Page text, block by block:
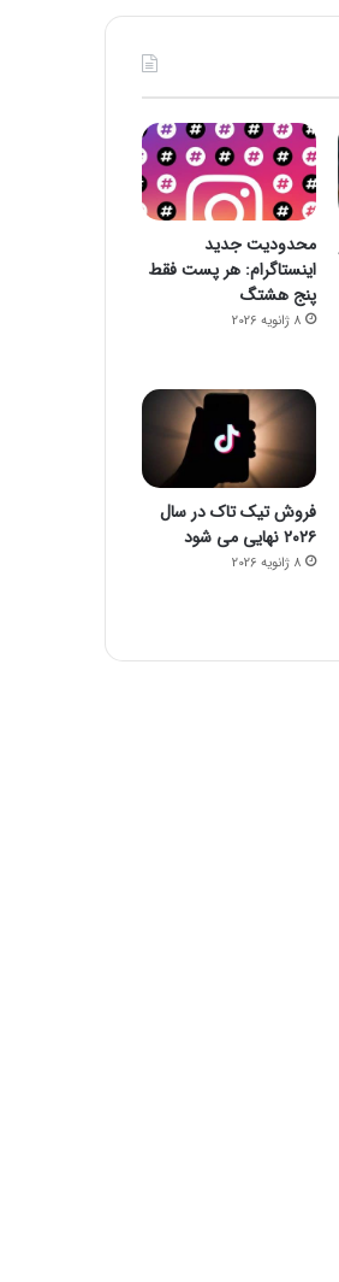
محدودیت جدید
اینستاگرام: هر پست فقط
پنج هشتگ
8 ژانویه 2026
فروش تیک تاک در سال
۲۰۲۶ نهایی می شود
8 ژانویه 2026